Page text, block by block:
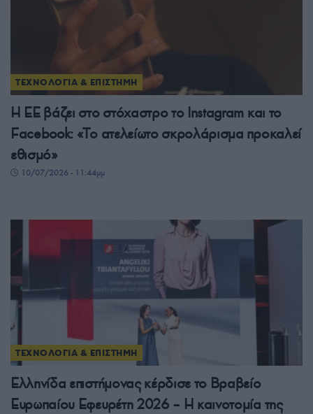
ΤΕΧΝΟΛΟΓΙΑ & ΕΠΙΣΤΗΜΗ
Η ΕΕ βάζει στο στόχαστρο το Instagram και το
Facebook: «Το ατελείωτο σκρολάρισμα προκαλεί
εθισμό»
10/07/2026 - 11:44μμ
ΤΕΧΝΟΛΟΓΙΑ & ΕΠΙΣΤΗΜΗ
Ελληνίδα επιστήμονας κέρδισε το Βραβείο
Ευρωπαίου Εφευρέτη 2026 – Η καινοτομία της